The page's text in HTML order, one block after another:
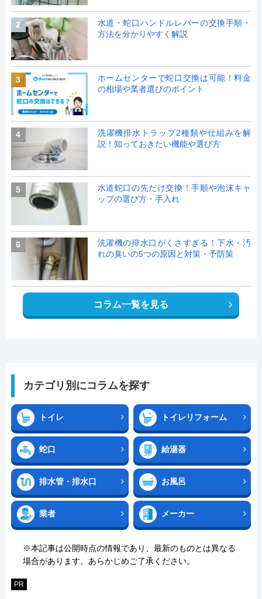
2
水道・蛇口ハンドルレバーの交換手順・
方法を分かりやすく解説
3
ホームセンターで蛇口交換は可能！料金
の相場や業者選びのポイント
4
洗濯機排水トラップ2種類や仕組みを解
説！知っておきたい機能や選び方
5
水道蛇口の先だけ交換！手順や泡沫キャ
ップの選び方・手入れ
6
洗濯機の排水口がくさすぎる！下水・汚
れの臭いの5つの原因と対策・予防策
コラム一覧を見る
カテゴリ別にコラムを探す
トイレ トイレリフォーム
蛇口 給湯器
排水管・排水口 お風呂
業者 メーカー
※本記事は公開時点の情報であり、最新のものとは異なる
場合があります。あらかじめご了承ください。
PR